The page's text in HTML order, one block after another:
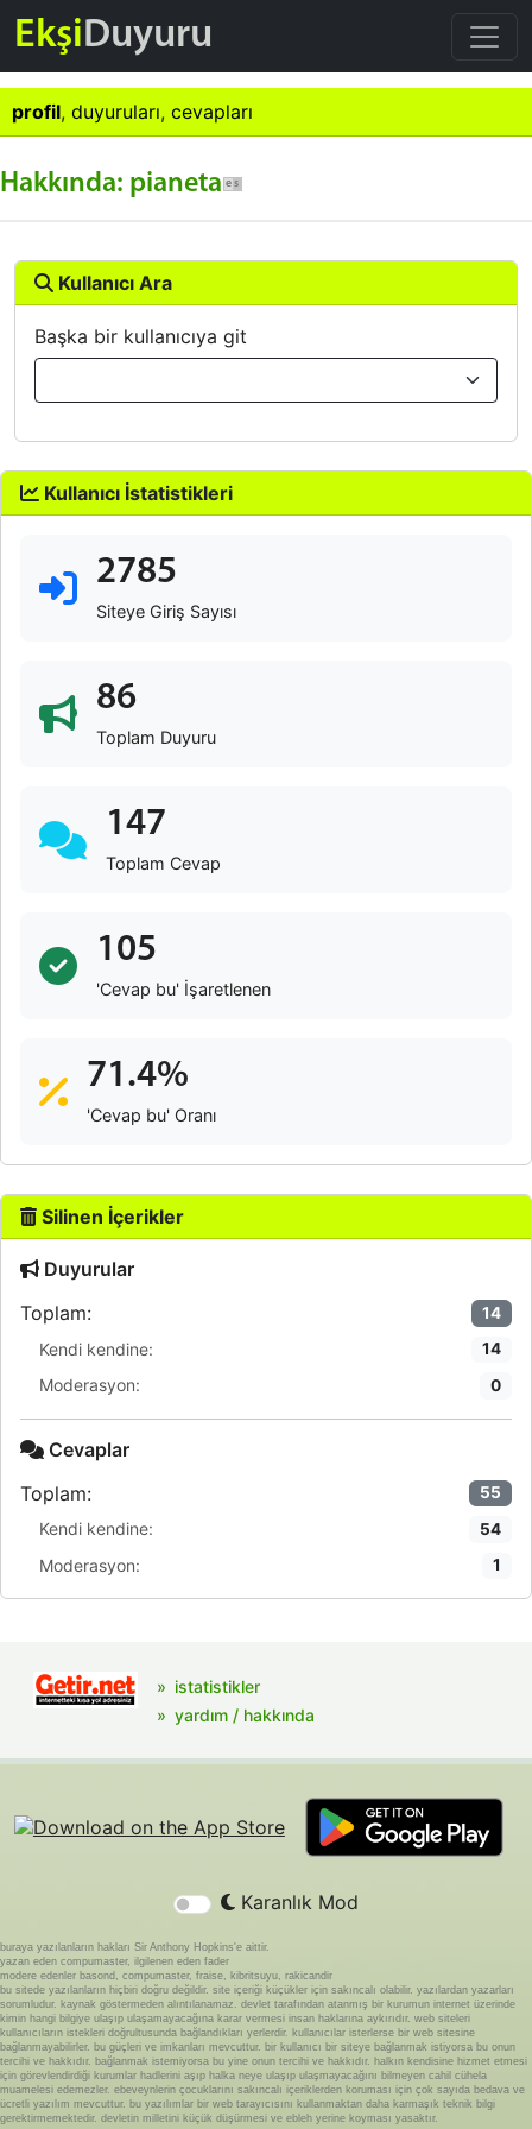
EkşiDuyuru
profil, duyuruları, cevapları
Hakkında: pianeta
Kullanıcı Ara
Başka bir kullanıcıya git
Kullanıcı İstatistikleri
2785
Siteye Giriş Sayısı
86
Toplam Duyuru
147
Toplam Cevap
105
'Cevap bu' İşaretlenen
71.4%
'Cevap bu' Oranı
Silinen İçerikler
Duyurular
Toplam:
14
Kendi kendine: 14
Moderasyon: 0
Cevaplar
Toplam:
55
Kendi kendine: 54
Moderasyon: 1
istatistikler
yardım / hakkında
Karanlık Mod
buraya yazılanların hakları Sir Anthony Hopkins'e aittir.
yazan eden compumaster, ilgilenen eden fader
modere edenler basond, compumaster, fraise, kibritsuyu, rakicandir
bu sitede yazılanların hiçbiri doğru değildir. site içeriği küçükler için sakıncalı olabilir. yazılardan yazarları
sorumludur. kaynak göstermeden alıntılanamaz. devlet tarafından atanmış bir kurumun internet üzerinde
kimin hangi bilgiye ulaşıp ulaşamayacağına karar vermesi insan haklarına aykırıdır. web siteleri
kullanıcıların istekleri doğrultusunda bağlandıkları yerlerdir. kullanıcılar isterlerse bir web sitesine
bağlanmayabilirler. bu güçleri ve imkanları mevcuttur. bir kullanıcı bir siteye bağlanmak istiyorsa bu onun
tercihi ve hakkıdır. bağlanmak istemiyorsa bu yine onun tercihi ve hakkıdır. halkın kendisine hizmet etmesi
için görevlendirdiği kurumlar hadlerini aşıp halka neye ulaşıp ulaşmayacağını bilmeyen cahil cühela
muamelesi edemezler. ebeveynlerin çocuklarını sakıncalı içeriklerden koruması için çok sayıda bedava ve
ücretli yazılım mevcuttur. bu yazılımlar bir web tarayıcısını kullanmaktan daha karmaşık teknik bilgi
gerektirmemektedir. devletin milletini küçük düşürmesi ve ebleh yerine koyması yasaktır.